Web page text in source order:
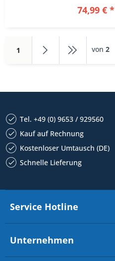
74,99 € *
1 von 2
Tel. +49 (0) 9653 / 929560
Kauf auf Rechnung
Kostenloser Umtausch (DE)
Schnelle Lieferung
Service Hotline
Unternehmen